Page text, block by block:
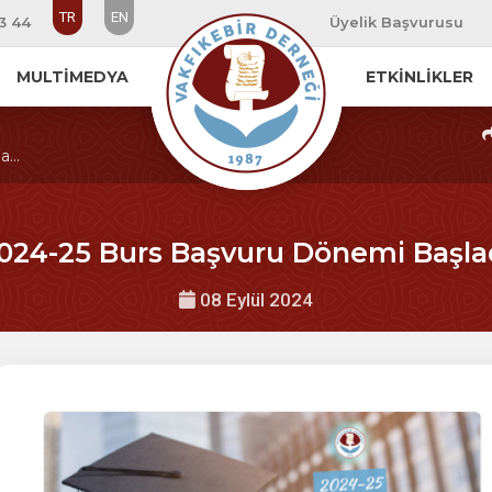
44 TR EN Üyelik Başvurusu
MULTİMEDYA ETKİNLİKLER
25 Burs Başvuru Dönemi
08 Eylül 2024